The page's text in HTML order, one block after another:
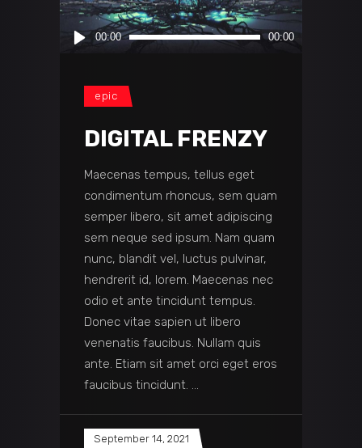
Audio 00:00 00:00
epic
DIGITAL FRENZY
Maecenas tempus, tellus eget
condimentum rhoncus, sem quam
semper libero, sit amet adipiscing
sem neque sed ipsum. Nam quam
nunc, blandit vel, luctus pulvinar,
hendrerit id, lorem. Maecenas nec
odio et ante tincidunt tempus.
Donec vitae sapien ut libero
venenatis faucibus. Nullam quis
ante. Etiam sit amet orci eget eros
faucibus tincidunt.
September 14, 2021